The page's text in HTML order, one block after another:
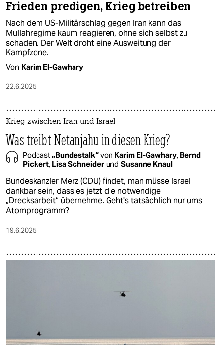
Frieden predigen, Krieg betreiben
Nach dem US-Militärschlag gegen Iran kann das
Mullahregime kaum reagieren, ohne sich selbst zu
schaden. Der Welt droht eine Ausweitung der
Kampfzone.
Von Karim El-Gawhary
22.6.2025
Krieg zwischen Iran und Israel
Was treibt Netanjahu in diesen Krieg?
Podcast„Bundestalk“von Karim El-Gawhary, Bernd
Pickert, Lisa Schneider und Susanne Knaul
Bundeskanzler Merz (CDU) findet, man müsse Israel
dankbar sein, dass es jetzt die notwendige
„Drecksarbeit“ übernehme. Geht's tatsächlich nur ums
Atomprogramm?
19.6.2025